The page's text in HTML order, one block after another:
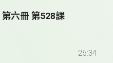
六冊 第528課
26:34